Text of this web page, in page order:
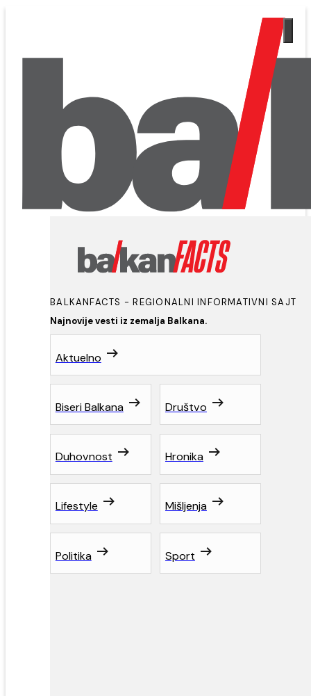
Najnovije vesti iz zemalja Balkana.
BALKANFACTS - REGIONALNI INFORMATIVNI SAJT
Aktuelno
Biseri Balkana Društvo
Duhovnost Hronika
Lifestyle Mišljenja
Politika Sport